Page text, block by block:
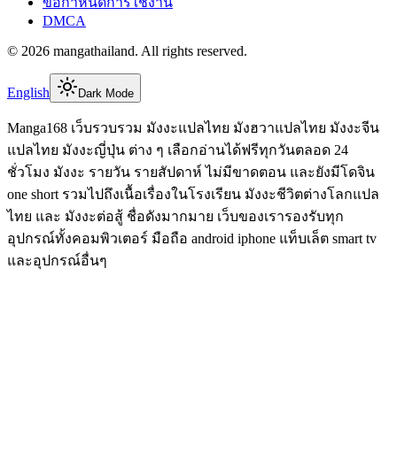
DMCA
© 2026 mangathailand. All rights reserved.
English Dark Mode
Manga168 เว็บรวบรวม มังงะแปลไทย มังฮวาแปลไทย มังงะจีน
แปลไทย มังงะญี่ปุ่น ต่าง ๆ เลือกอ่านได้ฟรีทุกวันตลอด 24
ชั่วโมง มังงะ รายวัน รายสัปดาห์ ไม่มีขาดตอน และยังมีโดจิน
one short รวมไปถึงเนื้อเรื่องในโรงเรียน มังงะชีวิตต่างโลกแปล
ไทย และ มังงะต่อสู้ ชื่อดังมากมาย เว็บของเรารองรับทุก
อุปกรณ์ทั้งคอมพิวเตอร์ มือถือ android iphone แท็บเล็ต smart tv
และอุปกรณ์อื่นๆ